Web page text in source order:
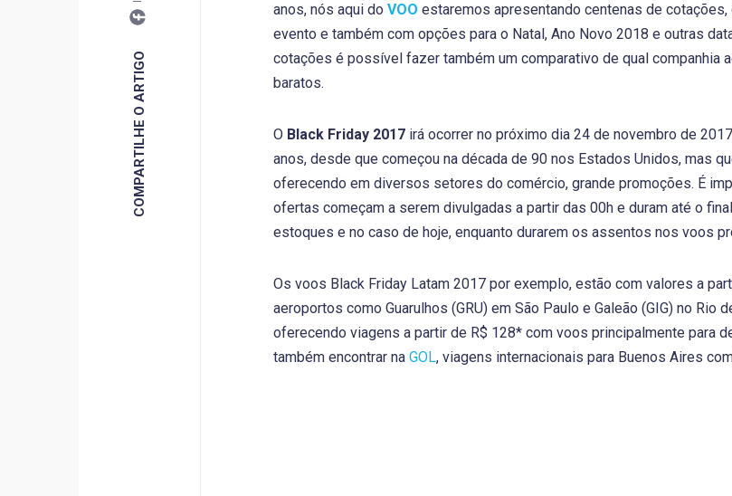
COMPARTILHE O ARTIGO
anos, nós aqui do VOO estaremos apresentando centenas de
evento e também com opções para o Natal, Ano Novo 2018 e outras
cotações é possível fazer também um comparativo de qual
baratos.
O Black Friday 2017irá ocorrer no próximo dia 24 de novembro de
anos, desde que começou na década de 90 nos Estados Unidos, mas
oferecendo em diversos setores do comércio, grande promoções. É
ofertas começam a serem divulgadas a partir das 00h e duram até o
estoques e no caso de hoje, enquanto durarem os assentos nos voos
Os voos Black Friday Latam 2017 por exemplo, estão com valores a
aeroportos como Guarulhos (GRU) em São Paulo e Galeão (GIG) no Rio
oferecendo viagens a partir de R$ 128* com voos principalmente para
também encontrar na GOL, viagens internacionais para Buenos Aires